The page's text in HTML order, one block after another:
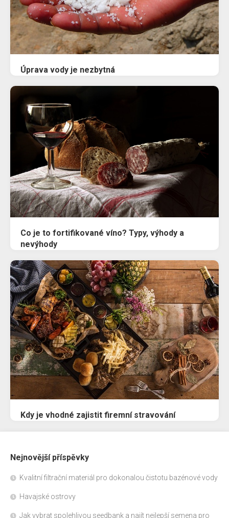
Úprava vody je nezbytná
Co je to fortifikované víno? Typy, výhody a
nevýhody
Kdy je vhodné zajistit firemní stravování
Nejnovější příspěvky
Kvalitní filtrační materiál pro dokonalou čistotu bazénové vody
Havajské ostrovy
Jak vybrat spolehlivou seedbank a najít nejlepší semena pro